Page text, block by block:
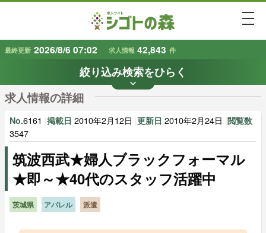
最終更新 2026/8/6 07:02 求人情報 42,843 件
絞り込み検索をひらく
keyboard_arrow_down
条件から探す
地域 で探す 業種で探す
雇用形態で探す 賃金 で探す
キーワードで探す
求人情報の詳細
No.6161 掲載日 2010年2月12日 更新日 2010年2月24日 閲覧数
3547
筑波西武★婦人ブラックフォーマル
★即～★40代のスタッフ活躍中
茨城県 アパレル 派遣